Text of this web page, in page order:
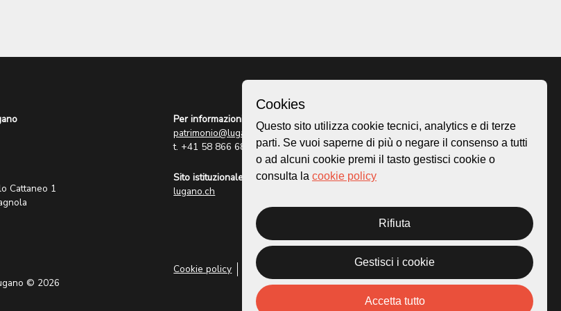
Cattaneo 1
© 2026
Per informazioni:
patrimonio@lugano.ch
t. +41 58 866 68 50
Sito istituzionale:
lugano.ch
Cookie policy Privacy Policy
Homepage
Mappa
Storie
Cookies
Questo sito utilizza cookie tecnici, analytics e di terze
parti. Se vuoi saperne di più o negare il consenso a tutti
o ad alcuni cookie premi il tasto gestisci cookie o
consulta la cookie policy
Rifiuta
Gestisci i cookie
Accetta tutto